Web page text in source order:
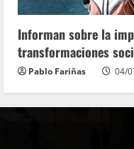
Informan sobre la
transformaciones
Pablo Fariñas 04/